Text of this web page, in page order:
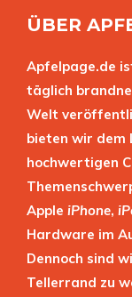
ÜBER
Apfelpage.de
täglich
Welt
bieten wir dem
hochwertigen
Apple iPhone,
Hardware im
Dennoch sind
Tellerrand zu